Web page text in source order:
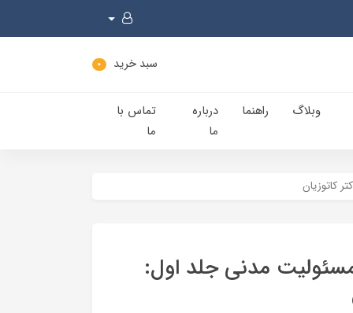
سبد خرید 0
وبلاگ راهنما
درباره
ما
تماس با
ما
کاتوزیان
مسئولیت مدنی جلد اول: